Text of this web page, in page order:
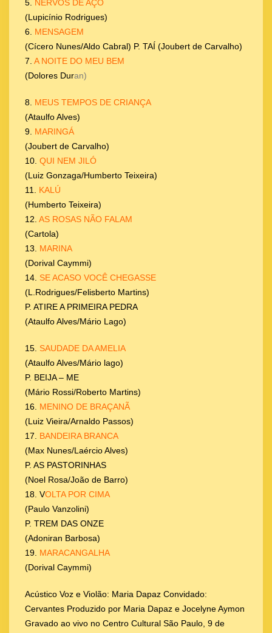
5. NERVOS DE AÇO
(Lupicínio Rodrigues)
6. MENSAGEM
(Cícero Nunes/Aldo Cabral) P. TAÍ (Joubert de Carvalho)
7.A NOITE DO MEU BEM
(Dolores Duran)
8. MEUS TEMPOS DE CRIANÇA
(Ataulfo Alves)
9. MARINGÁ
(Joubert de Carvalho)
10.QUI NEM JILÓ
(Luiz Gonzaga/Humberto Teixeira)
11. KALÚ
(Humberto Teixeira)
12.AS ROSAS NÃO FALAM
(Cartola)
13. MARINA
(Dorival Caymmi)
14. SE ACASO VOCÊ CHEGASSE
(L.Rodrigues/Felisberto Martins)
P. ATIRE A PRIMEIRA PEDRA
(Ataulfo Alves/Mário Lago)
15. SAUDADE DA AMELIA
(Ataulfo Alves/Mário lago)
P. BEIJA – ME
(Mário Rossi/Roberto Martins)
16. MENINO DE BRAÇANÃ
(Luiz Vieira/Arnaldo Passos)
17. BANDEIRA BRANCA
(Max Nunes/Laércio Alves)
P. AS PASTORINHAS
(Noel Rosa/João de Barro)
18. VOLTA POR CIMA
(Paulo Vanzolini)
P. TREM DAS ONZE
(Adoniran Barbosa)
19. MARACANGALHA
(Dorival Caymmi)
Acústico Voz e Violão: Maria Dapaz Convidado:
Cervantes Produzido por Maria Dapaz e Jocelyne Aymon
Gravado ao vivo no Centro Cultural São Paulo, 9 de